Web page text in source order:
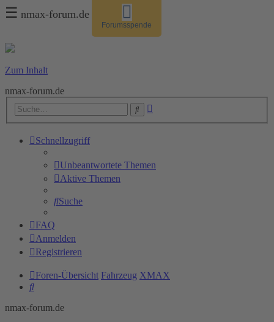
☰ nmax-forum.de
Forumsspende
Zum Inhalt
nmax-forum.de
Suche
Schnellzugriff
Unbeantwortete Themen
Aktive Themen
Suche
FAQ
Anmelden
Registrieren
Foren-Übersicht Fahrzeug XMAX
Suche
nmax-forum.de